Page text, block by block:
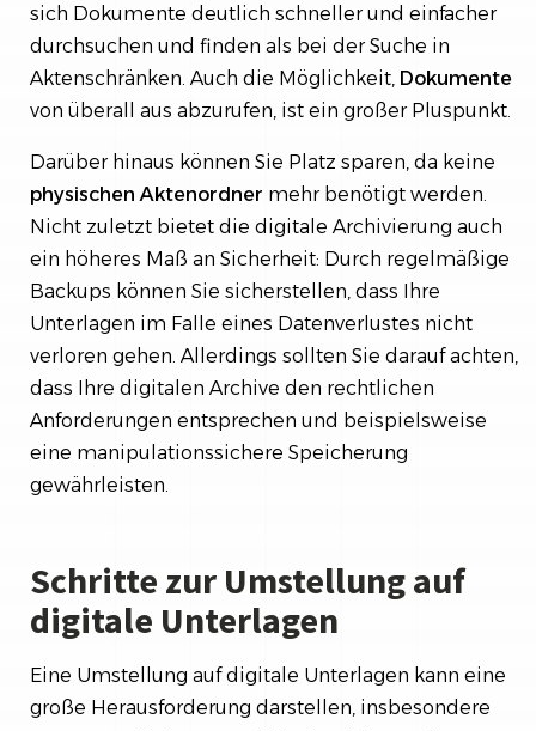
sich Dokumente deutlich schneller und einfacher
durchsuchen und finden als bei der Suche in
Aktenschränken. Auch die Möglichkeit, Dokumente
von überall aus abzurufen, ist ein großer Pluspunkt.
Darüber hinaus können Sie Platz sparen, da keine
physischen Aktenordner mehr benötigt werden.
Nicht zuletzt bietet die digitale Archivierung auch
ein höheres Maß an Sicherheit: Durch regelmäßige
Backups können Sie sicherstellen, dass Ihre
Unterlagen im Falle eines Datenverlustes nicht
verloren gehen. Allerdings sollten Sie darauf achten,
dass Ihre digitalen Archive den rechtlichen
Anforderungen entsprechen und beispielsweise
eine manipulationssichere Speicherung
gewährleisten.
Schritte zur Umstellung auf
digitale Unterlagen
Eine Umstellung auf digitale Unterlagen kann eine
große Herausforderung darstellen, insbesondere